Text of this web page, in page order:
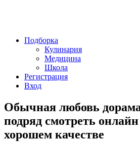
Подборка
Кулинария
Медицина
Школа
Регистрация
Вход
Обычная любовь
подряд смотреть
хорошем качестве